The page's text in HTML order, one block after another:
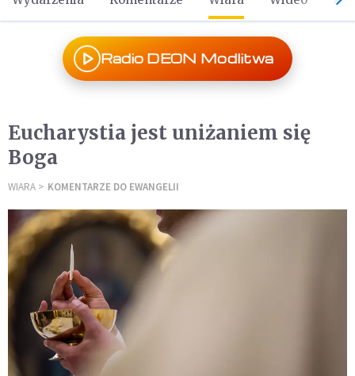
Radio DEON Modlitwa
Eucharystia jest uniżaniem się
Boga
WIARA KOMENTARZE DO EWANGELII